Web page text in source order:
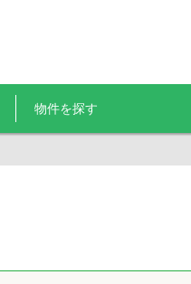
物件を探す